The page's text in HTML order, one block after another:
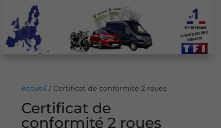
Accueil / Certificat de conformité 2 roues
Certificat de
conformité 2 roues